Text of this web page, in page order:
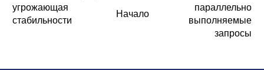
угрожающая
стабильности
Начало
параллельно
выполняемые
запросы